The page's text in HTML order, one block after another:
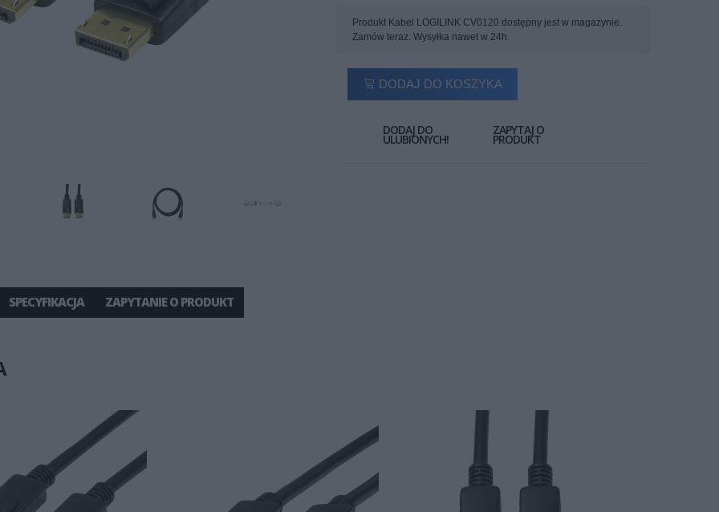
Produkt Kabel LOGILINK CV0120 dostępny jest w magazynie.
Zamów teraz. Wysyłka nawet w 24h.
DODAJ DO KOSZYKA
DODAJ DO
ULUBIONYCH!
ZAPYTAJ O
PRODUKT
SPECYFIKACJA ZAPYTANIE O PRODUKT